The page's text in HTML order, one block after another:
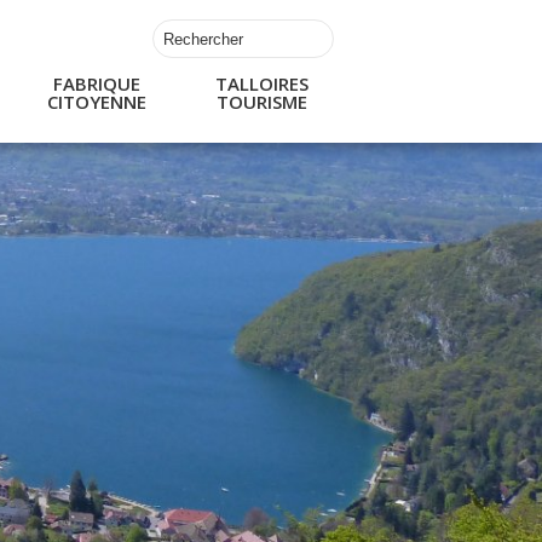
FABRIQUE
CITOYENNE
TALLOIRES
TOURISME